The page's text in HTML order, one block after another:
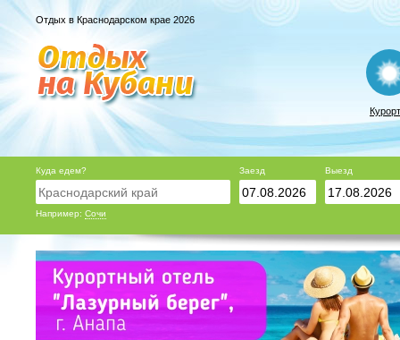
Отдых в Краснодарском крае 2026
Куда едем?
Например: Сочи
Заезд Выезд